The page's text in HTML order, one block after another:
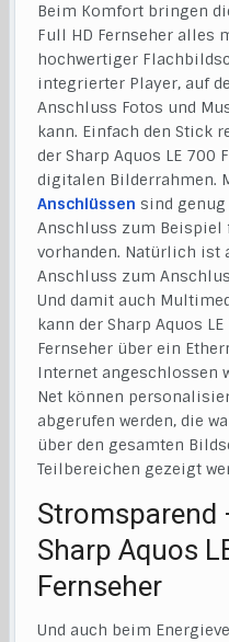
Beim Komfort bringen
Full HD Fernseher alles
hochwertiger
integrierter Player, auf
Anschluss Fotos und
kann. Einfach den Stick
der Sharp Aquos LE 700
digitalen Bilderrahmen.
Anschlüssen sind genug
Anschluss zum Beispiel
vorhanden. Natürlich ist
Anschluss zum
Und damit auch
kann der Sharp Aquos
Fernseher über ein
Internet angeschlossen
Net können
abgerufen werden, die
über den gesamten
Teilbereichen gezeigt
Stromsparend
Sharp Aquos
Fernseher
Und auch beim